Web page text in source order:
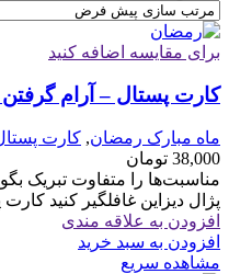
برای مقایسه اضافه کنید
کارت پستال – آرام گرفتن
ماه مبارک رمضان, کارت
38,000 تومان
مناسبت‌ها را متفاوت تبریک
پژال دیزاین غافلگیر کنید
افزودن به علاقه مندی
افزودن به سبد خرید
مشاهده سریع